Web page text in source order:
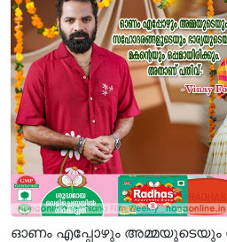
ഓണം എപ്പോഴും